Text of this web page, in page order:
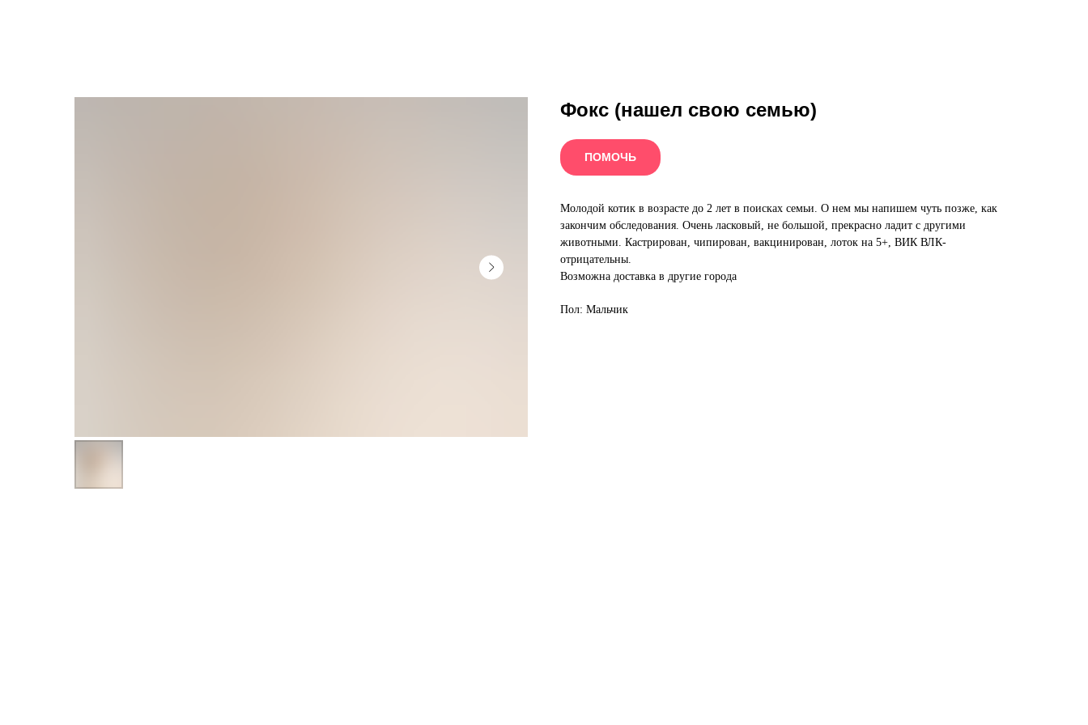
Фокс (нашел свою семью)
ПОМОЧЬ
Молодой котик в возрасте до 2 лет в поисках семьи. О нем мы напишем чуть позже, как
закончим обследования. Очень ласковый, не большой, прекрасно ладит с другими
животными. Кастрирован, чипирован, вакцинирован, лоток на 5+, ВИК ВЛК-
отрицательны.
Возможна доставка в другие города
Пол: Мальчик